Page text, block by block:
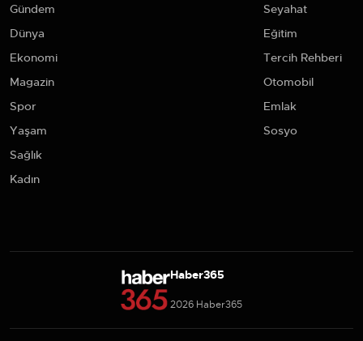
Gündem
Dünya
Ekonomi
Magazin
Spor
Yaşam
Sağlık
Kadın
Seyahat
Eğitim
Tercih Rehberi
Otomobil
Emlak
Sosyo
Haber365
2026 Haber365